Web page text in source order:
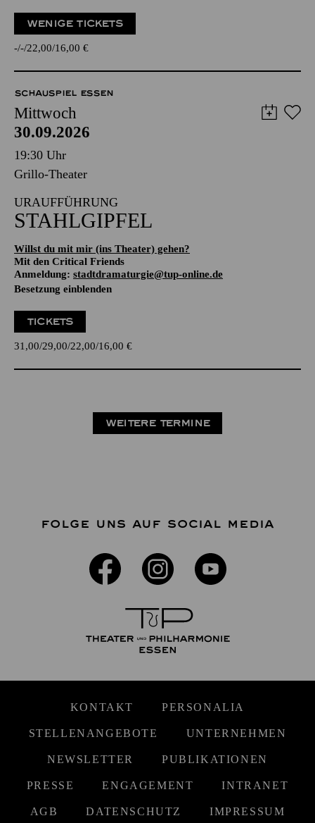
WENIGE TICKETS
- - 22,00 16,00 €
SCHAUSPIEL ESSEN
Mittwoch
30.09.2026
19:30 Uhr
Grillo-Theater
URAUFFÜHRUNG
STAHLGIPFEL
Willst du mit mir (ins Theater) gehen?
Mit den Critical Friends
Anmeldung: stadtdramaturgie@tup-online.de
Besetzung einblenden
TICKETS
31,00 29,00 22,00 16,00 €
WEITERE TERMINE
FOLGE UNS AUF SOCIAL MEDIA
KONTAKT PERSONALIA
STELLENANGEBOTE UNTERNEHMEN
NEWSLETTER PUBLIKATIONEN
PRESSE ENGAGEMENT INTRANET
AGB DATENSCHUTZ IMPRESSUM